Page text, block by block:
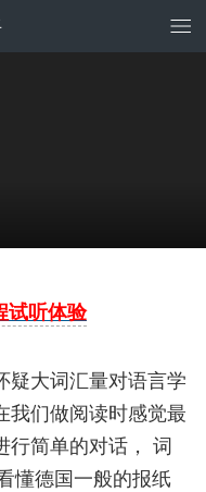
试听体验
疑大词汇量对语言学
我们做阅读时感觉最
行简单的对话， 词
懂德国一般的报纸